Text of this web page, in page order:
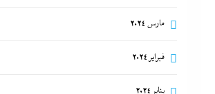
مارس 2024
فبراير 2024
يناير 2024